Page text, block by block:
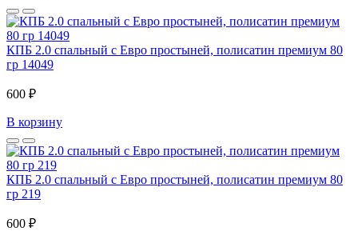
КПБ 2.0 спальный с Евро простыней, полисатин премиум 80
гр 14049
600 ₽
В корзину
КПБ 2.0 спальный с Евро простыней, полисатин премиум 80
гр 219
600 ₽